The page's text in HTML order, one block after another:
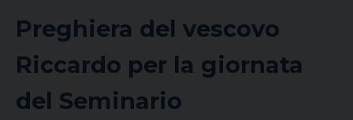
Preghiera del vescovo
Riccardo per la giornata
del Seminario